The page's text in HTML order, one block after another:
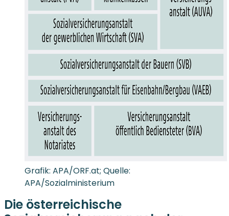
Grafik: APA/ORF.at; Quelle:
APA/Sozialministerium
Die österreichische